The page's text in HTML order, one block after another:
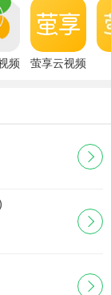
频 萤享云视频